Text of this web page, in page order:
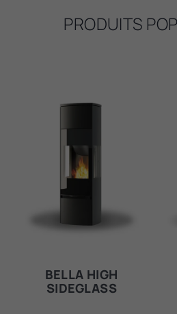
PRODUITS
BELLA HIGH
SIDEGLASS